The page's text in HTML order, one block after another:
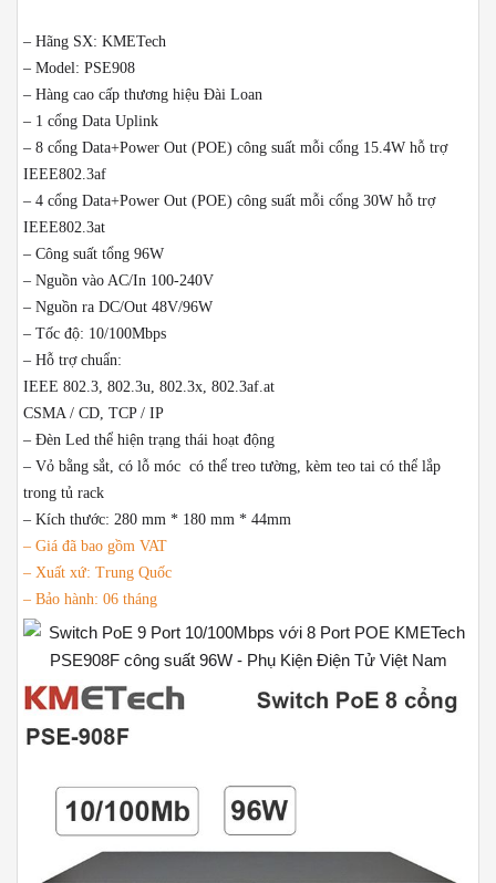
– Hãng SX: KMETech
– Model: PSE908
– Hàng cao cấp thương hiệu Đài Loan
– 1 cổng Data Uplink
– 8 cổng Data+Power Out (POE) công suất mỗi cổng 15.4W hỗ trợ
IEEE802.3af
– 4 cổng Data+Power Out (POE) công suất mỗi cổng 30W hỗ trợ
IEEE802.3at
– Công suất tổng 96W
– Nguồn vào AC/In 100-240V
– Nguồn ra DC/Out 48V/96W
– Tốc độ: 10/100Mbps
– Hỗ trợ chuẩn:
IEEE 802.3, 802.3u, 802.3x, 802.3af.at
CSMA / CD, TCP / IP
– Đèn Led thể hiện trạng thái hoạt động
– Vỏ bằng sắt, có lỗ móc có thể treo tường, kèm teo tai có thể lắp
trong tủ rack
– Kích thước: 280 mm * 180 mm * 44mm
– Giá đã bao gồm VAT
– Xuất xứ: Trung Quốc
– Bảo hành: 06 tháng